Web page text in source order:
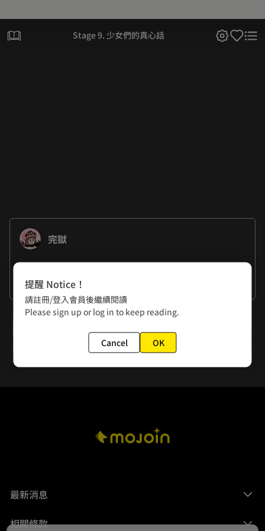
Stage 9. 少女們的真心話
完獄
希望大家喜歡這個用不同表現方式的未來少女！
下一話
Stage 10. 少女們的羈絆
最新消息
相關條款
提醒 Notice！
請註冊/登入會員後繼續閱讀
Please sign up or log in to keep reading.
Cancel OK